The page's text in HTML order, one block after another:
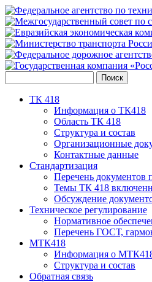
ТК 418
Информация о ТК418
Область ТК 418
Структура и состав
Организационные
Контактные данные
Стандартизация
Перечень документов
Темы ТК 418
Обсуждение
Техническое регулирование
Нормативное
Перечень ГОСТ,
МТК418
Информация о
Структура и состав
Обратная связь